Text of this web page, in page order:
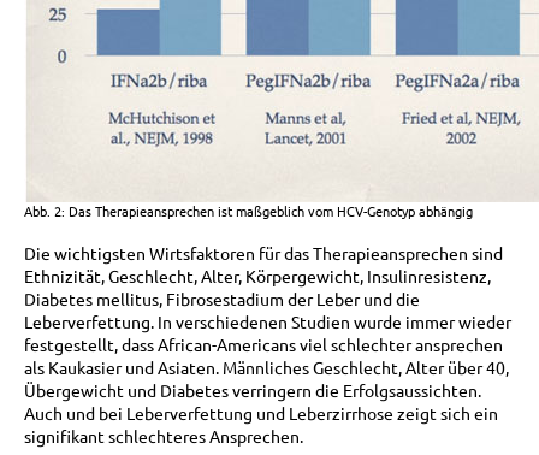
Abb. 2: Das Therapieansprechen ist maßgeblich vom HCV-Genotyp abhängig
Die wichtigsten Wirtsfaktoren für das Therapieansprechen sind
Ethnizität, Geschlecht, Alter, Körpergewicht, Insulinresistenz,
Diabetes mellitus, Fibrosestadium der Leber und die
Leberverfettung. In verschiedenen Studien wurde immer wieder
festgestellt, dass African-Americans viel schlechter ansprechen
als Kaukasier und Asiaten. Männliches Geschlecht, Alter über 40,
Übergewicht und Diabetes verringern die Erfolgsaussichten.
Auch und bei Leberverfettung und Leberzirrhose zeigt sich ein
signifikant schlechteres Ansprechen.